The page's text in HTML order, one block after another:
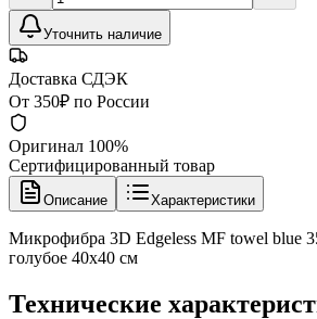
Уточнить наличие
Доставка СДЭК
От 350₽ по России
Оригинал 100%
Сертифицированный товар
Описание Характеристики
Микрофибра 3D Edgeless MF towel blue
голубое 40х40 см
Технические